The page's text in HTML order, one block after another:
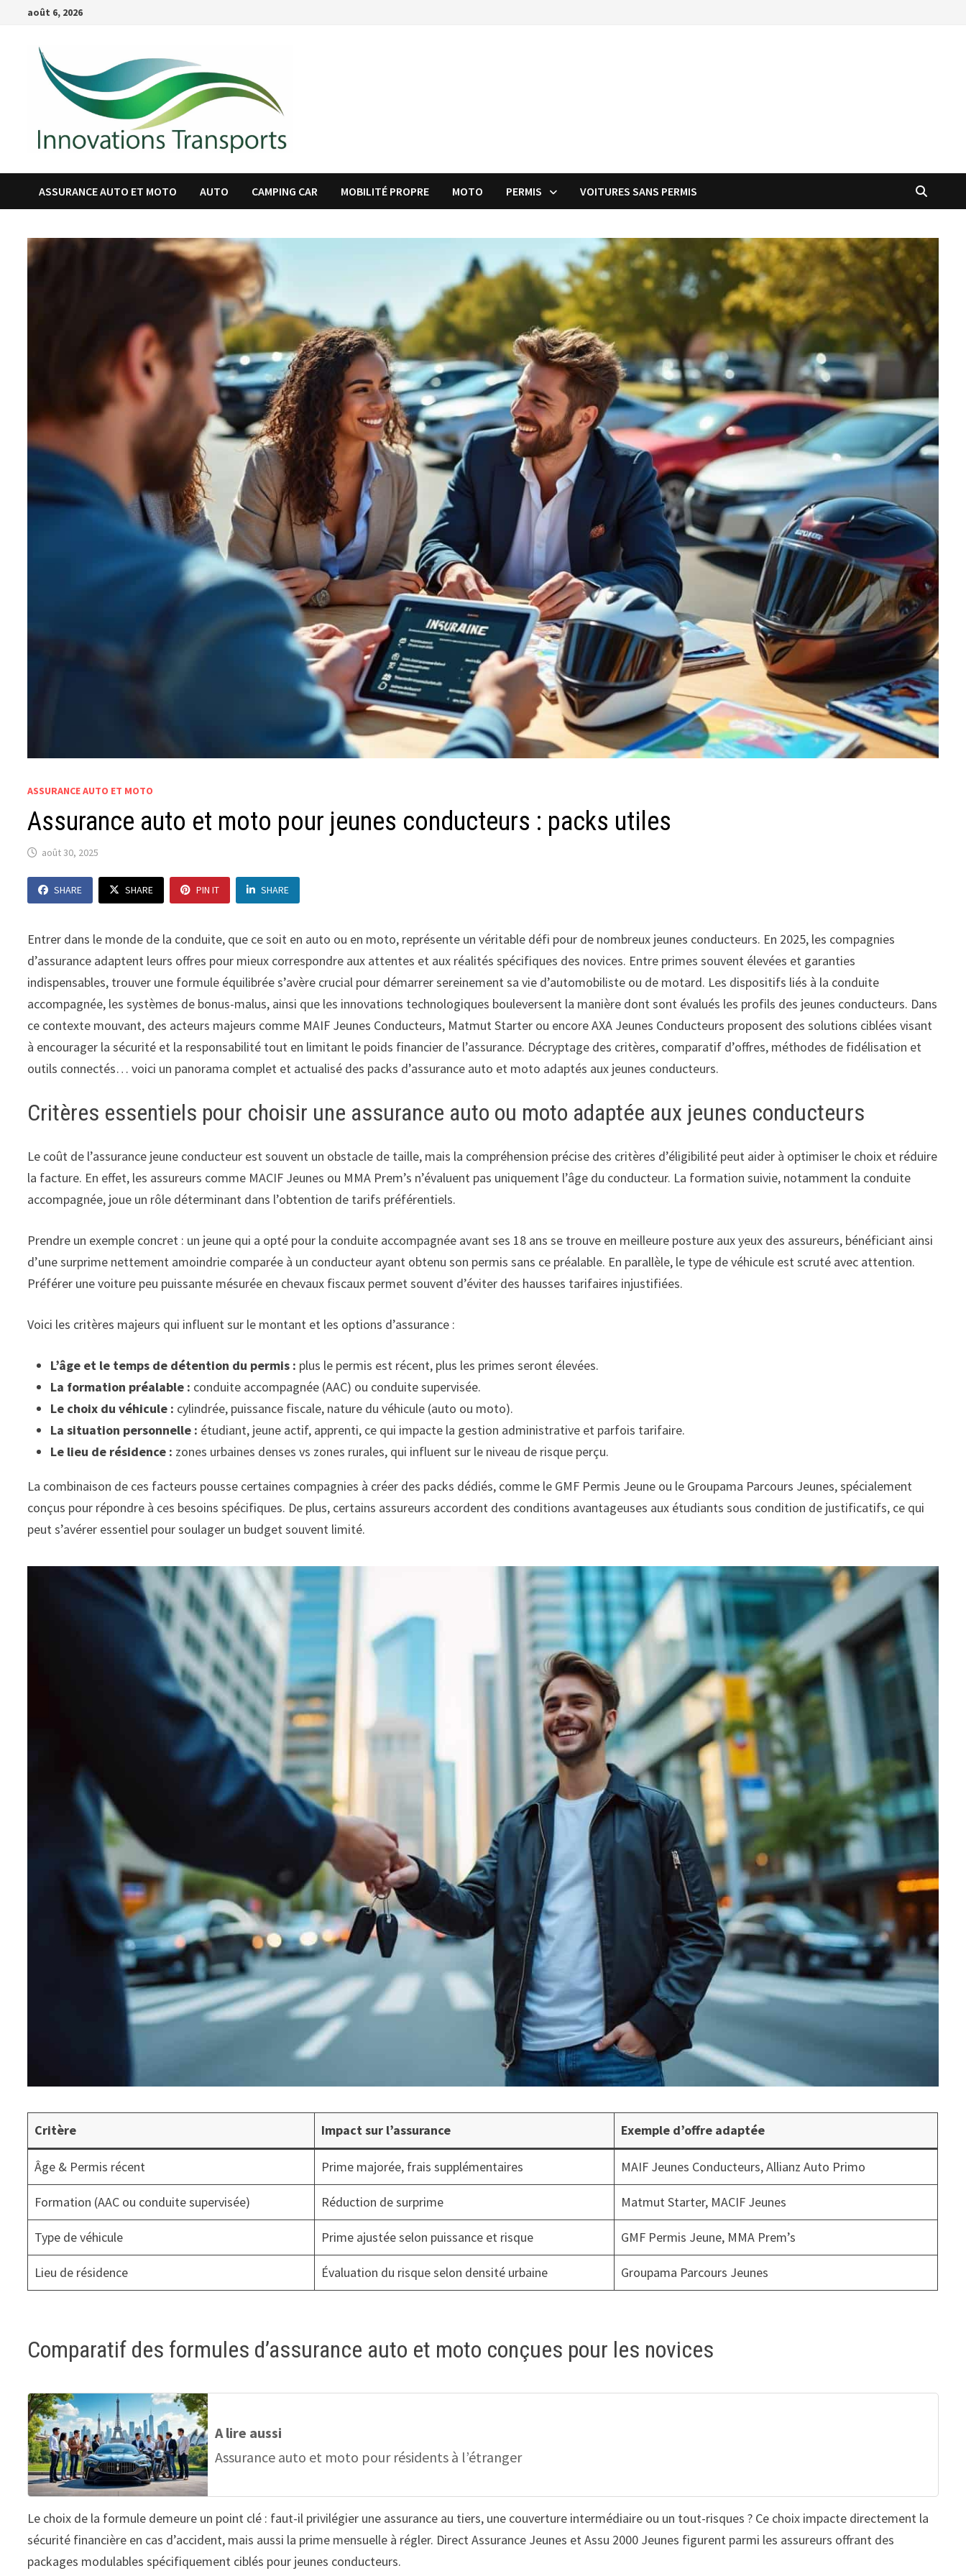
Passer
contenu
août 6, 2026
ASSURANCE AUTO ET MOTO AUTO CAMPING CAR MOBILITÉ PROPRE MOTO PERMIS VOITURES SANS PERMIS
ASSURANCE AUTO ET MOTO
Assurance auto et moto pour jeunes conducteurs : packs utiles
août 30, 2025
SHARE SHARE PIN IT SHARE
Entrer dans le monde de la conduite, que ce soit en auto ou en moto, représente un véritable défi pour de nombreux jeunes conducteurs. En 2025, les compagnies
d’assurance adaptent leurs offres pour mieux correspondre aux attentes et aux réalités spécifiques des novices. Entre primes souvent élevées et garanties
indispensables, trouver une formule équilibrée s’avère crucial pour démarrer sereinement sa vie d’automobiliste ou de motard. Les dispositifs liés à la conduite
accompagnée, les systèmes de bonus-malus, ainsi que les innovations technologiques bouleversent la manière dont sont évalués les profils des jeunes conducteurs. Dans
ce contexte mouvant, des acteurs majeurs comme MAIF Jeunes Conducteurs, Matmut Starter ou encore AXA Jeunes Conducteurs proposent des solutions ciblées visant
à encourager la sécurité et la responsabilité tout en limitant le poids financier de l’assurance. Décryptage des critères, comparatif d’offres, méthodes de fidélisation et
outils connectés… voici un panorama complet et actualisé des packs d’assurance auto et moto adaptés aux jeunes conducteurs.
Critères essentiels pour choisir une assurance auto ou moto adaptée aux jeunes conducteurs
Le coût de l’assurance jeune conducteur est souvent un obstacle de taille, mais la compréhension précise des critères d’éligibilité peut aider à optimiser le choix et réduire
la facture. En effet, les assureurs comme MACIF Jeunes ou MMA Prem’s n’évaluent pas uniquement l’âge du conducteur. La formation suivie, notamment la conduite
accompagnée, joue un rôle déterminant dans l’obtention de tarifs préférentiels.
Prendre un exemple concret : un jeune qui a opté pour la conduite accompagnée avant ses 18 ans se trouve en meilleure posture aux yeux des assureurs, bénéficiant ainsi
d’une surprime nettement amoindrie comparée à un conducteur ayant obtenu son permis sans ce préalable. En parallèle, le type de véhicule est scruté avec attention.
Préférer une voiture peu puissante mésurée en chevaux fiscaux permet souvent d’éviter des hausses tarifaires injustifiées.
Voici les critères majeurs qui influent sur le montant et les options d’assurance :
L’âge et le temps de détention du permis : plus le permis est récent, plus les primes seront élevées.
La formation préalable : conduite accompagnée (AAC) ou conduite supervisée.
Le choix du véhicule : cylindrée, puissance fiscale, nature du véhicule (auto ou moto).
La situation personnelle : étudiant, jeune actif, apprenti, ce qui impacte la gestion administrative et parfois tarifaire.
Le lieu de résidence : zones urbaines denses vs zones rurales, qui influent sur le niveau de risque perçu.
La combinaison de ces facteurs pousse certaines compagnies à créer des packs dédiés, comme le GMF Permis Jeune ou le Groupama Parcours Jeunes, spécialement
conçus pour répondre à ces besoins spécifiques. De plus, certains assureurs accordent des conditions avantageuses aux étudiants sous condition de justificatifs, ce qui
peut s’avérer essentiel pour soulager un budget souvent limité.
Critère Impact sur l’assurance Exemple d’offre adaptée
Âge & Permis récent Prime majorée, frais supplémentaires MAIF Jeunes Conducteurs, Allianz Auto Primo
Formation (AAC ou conduite supervisée) Réduction de surprime Matmut Starter, MACIF Jeunes
Type de véhicule Prime ajustée selon puissance et risque GMF Permis Jeune, MMA Prem’s
Lieu de résidence Évaluation du risque selon densité urbaine Groupama Parcours Jeunes
Comparatif des formules d’assurance auto et moto conçues pour les novices
A lire aussi
Assurance auto et moto pour résidents à l’étranger
Le choix de la formule demeure un point clé : faut-il privilégier une assurance au tiers, une couverture intermédiaire ou un tout-risques ? Ce choix impacte directement la
sécurité financière en cas d’accident, mais aussi la prime mensuelle à régler. Direct Assurance Jeunes et Assu 2000 Jeunes figurent parmi les assureurs offrant des
packages modulables spécifiquement ciblés pour jeunes conducteurs.